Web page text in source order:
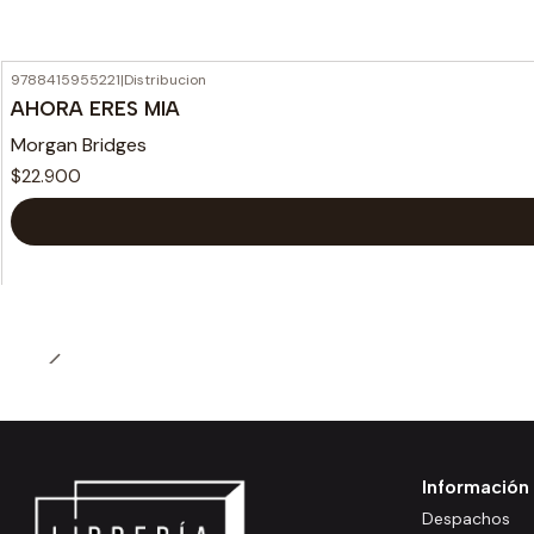
9788415955221|Distribucion
AHORA ERES MIA
Morgan Bridges
$22.900
Información
Despachos